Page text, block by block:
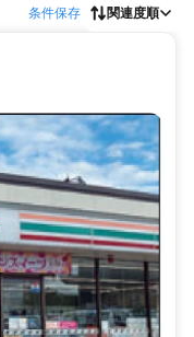
条件保存 関連度順